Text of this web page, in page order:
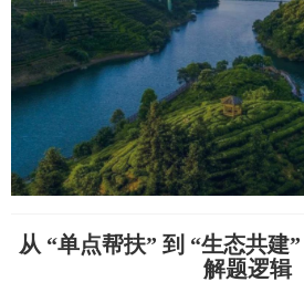
从 “单点帮扶” 到 “生态共建
解题逻辑